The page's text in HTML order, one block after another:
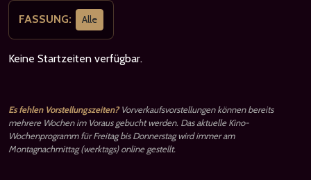
FASSUNG: Alle
Keine Startzeiten verfügbar.
Es fehlen Vorstellungszeiten?Vorverkaufsvorstellungen können bereits
mehrere Wochen im Voraus gebucht werden. Das aktuelle Kino-
Wochenprogramm für Freitag bis Donnerstag wird immer am
Montagnachmittag (werktags) online gestellt.